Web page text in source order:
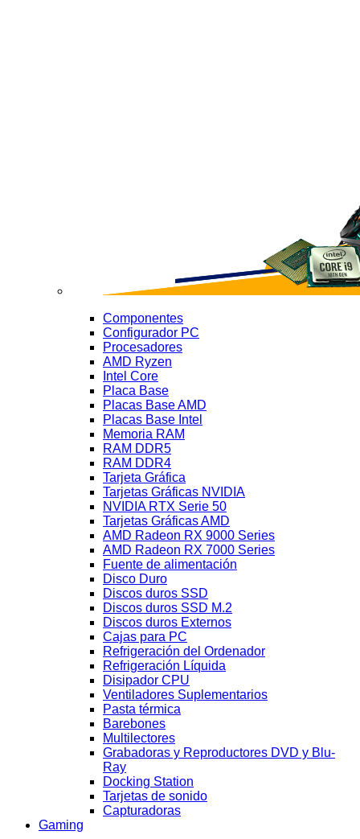
Componentes
Configurador PC
Procesadores
AMD Ryzen
Intel Core
Placa Base
Placas Base AMD
Placas Base Intel
Memoria RAM
RAM DDR5
RAM DDR4
Tarjeta Gráfica
Tarjetas Gráficas NVIDIA
NVIDIA RTX Serie 50
Tarjetas Gráficas AMD
AMD Radeon RX 9000 Series
AMD Radeon RX 7000 Series
Fuente de alimentación
Disco Duro
Discos duros SSD
Discos duros SSD M.2
Discos duros Externos
Cajas para PC
Refrigeración del Ordenador
Refrigeración Líquida
Disipador CPU
Ventiladores Suplementarios
Pasta térmica
Barebones
Multilectores
Grabadoras y Reproductores DVD y Blu-
Ray
Docking Station
Tarjetas de sonido
Capturadoras
Gaming